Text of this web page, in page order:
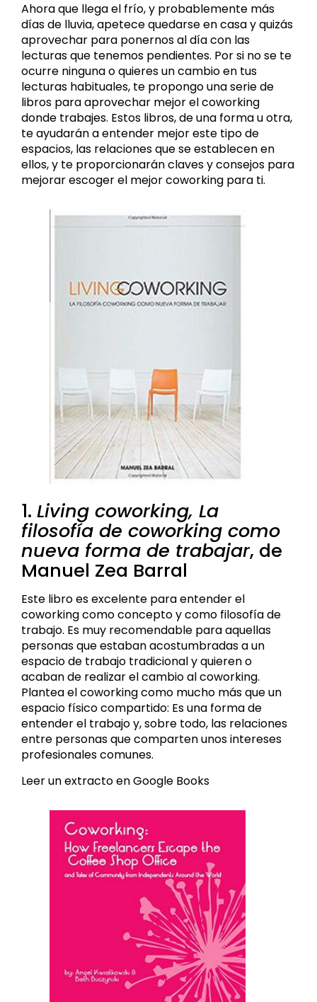
Ahora que llega el frío, y probablemente más
días de lluvia, apetece quedarse en casa y quizás
aprovechar para ponernos al día con las
lecturas que tenemos pendientes. Por si no se te
ocurre ninguna o quieres un cambio en tus
lecturas habituales, te propongo una serie de
libros para aprovechar mejor el coworking
donde trabajes. Estos libros, de una forma u otra,
te ayudarán a entender mejor este tipo de
espacios, las relaciones que se establecen en
ellos, y te proporcionarán claves y consejos para
mejorar escoger el mejor coworking para ti.
1. Living coworking, La
filosofía de coworking como
nueva forma de trabajar, de
Manuel Zea Barral
Este libro es excelente para entender el
coworking como concepto y como filosofía de
trabajo. Es muy recomendable para aquellas
personas que estaban acostumbradas a un
espacio de trabajo tradicional y quieren o
acaban de realizar el cambio al coworking.
Plantea el coworking como mucho más que un
espacio físico compartido: Es una forma de
entender el trabajo y, sobre todo, las relaciones
entre personas que comparten unos intereses
profesionales comunes.
Leer un extracto en Google Books